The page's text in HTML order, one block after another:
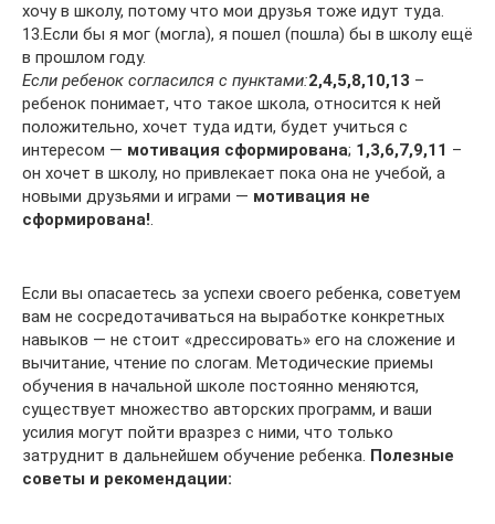
хочу в школу, потому что мои друзья тоже идут туда.
13.Если бы я мог (могла), я пошел (пошла) бы в школу ещё
в прошлом году.
Если ребенок согласился с пунктами:2,4,5,8,10,13 –
ребенок понимает, что такое школа, относится к ней
положительно, хочет туда идти, будет учиться с
интересом — мотивация сформирована; 1,3,6,7,9,11 –
он хочет в школу, но привлекает пока она не учебой, а
новыми друзьями и играми — мотивация не
сформирована!.
Если вы опасаетесь за успехи своего ребенка, советуем
вам не сосредотачиваться на выработке конкретных
навыков — не стоит «дрессировать» его на сложение и
вычитание, чтение по слогам. Методические приемы
обучения в начальной школе постоянно меняются,
существует множество авторских программ, и ваши
усилия могут пойти вразрез с ними, что только
затруднит в дальнейшем обучение ребенка. Полезные
советы и рекомендации: